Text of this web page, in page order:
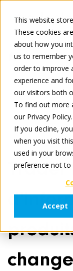
This website
These cookies
about how you
us to remember
order to improve
experience and
our visitors both
To find out more
our Privacy Policy.
If you decline,
when you visit
used in your
preference not to
Accept
Tradelog
TradePI : la
qui va
toujours !
December 25, 2023